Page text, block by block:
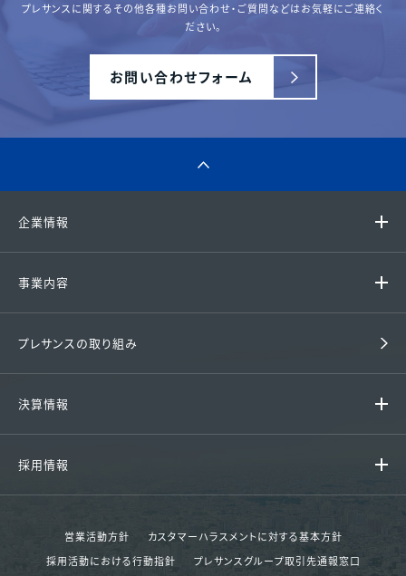
プレサンスに関するその他各種お問い合わせ・ご質問などはお気軽にご連絡く
ださい。
お問い合わせフォーム
企業情報
会社概要 / アクセス
事業内容
収益用マンション
その他事業
分譲実績
プレサンスの取り組み
決算情報
決算ハイライト
決算短信
採用情報
営業活動方針
カスタマーハラスメントに対する基本方針
採用活動における行動指針
プレサンスグループ取引先通報窓口